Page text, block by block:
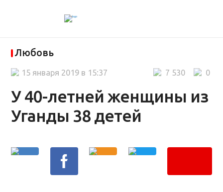
Любовь
У 40-летней женщины из
Уганды 38 детей
0
7 530
15 января 2019 в 15:37